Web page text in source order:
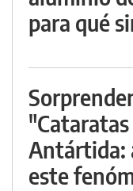
para qué
Antártida:
este